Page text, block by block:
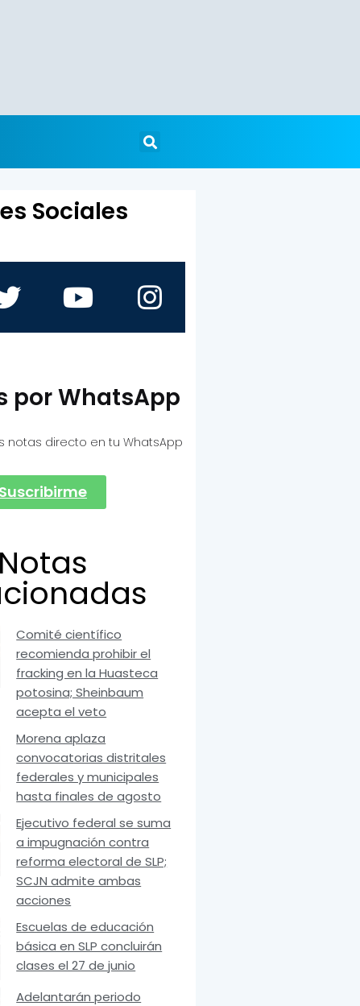
Sociales
por WhatsApp
notas directo en tu WhatsApp
Suscribirme
Notas
Comité científico
recomienda prohibir el
fracking en la Huasteca
potosina; Sheinbaum
acepta el veto
Morena aplaza
convocatorias distritales
federales y municipales
hasta finales de agosto
Ejecutivo federal se suma
a impugnación contra
reforma electoral de SLP;
SCJN admite ambas
acciones
Escuelas de educación
básica en SLP concluirán
clases el 27 de junio
Adelantarán periodo